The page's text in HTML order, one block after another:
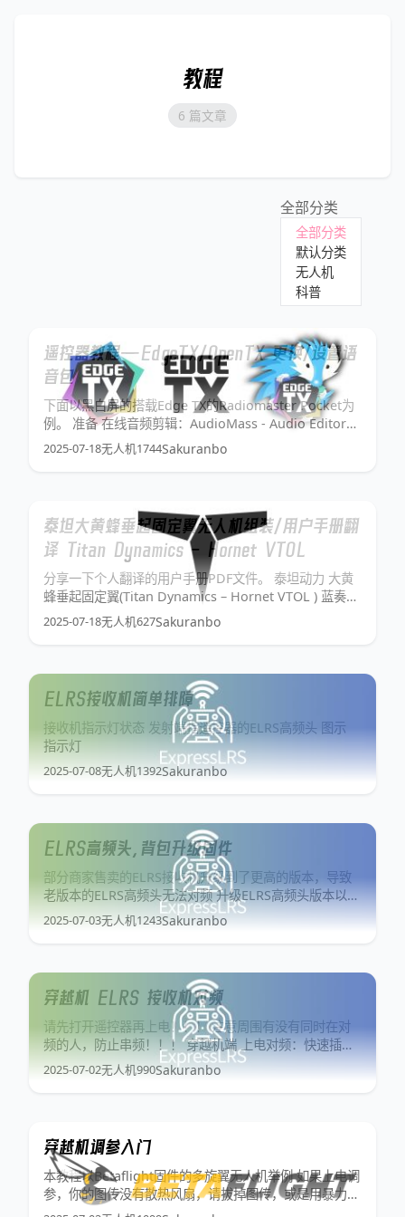
教程
6 篇文章
全部分类
全部分类
默认分类
无人机
科普
遥控器教程——EdgeTX/OpenTX 更换/设置语
音包
下面以黑白屏的搭载Edge TX的Radiomaster Pocket为
例。 准备 在线音频剪辑：AudioMass - Audio Editor
EdgeTX Companion：Releases · EdgeTX/edgetx 转换
至指定码率（我自己写的）：Mis
2025-07-18无人机1744Sakuranbo
泰坦大黄蜂垂起固定翼无人机组装/用户手册翻
译 Titan Dynamics – Hornet VTOL
分享一下个人翻译的用户手册PDF文件。 泰坦动力 大黄
蜂垂起固定翼(Titan Dynamics – Hornet VTOL ) 蓝奏云
下载，部分地区存在DNS劫持的情况，访问到的可能是违
法H网站，请更改本机IPV4的DNS，如阿里公共DNS。
2025-07-18无人机627Sakuranbo
ELRS接收机简单排障
接收机指示灯状态 发射端指遥控器的ELRS高频头 图示
指示灯
2025-07-08无人机1392Sakuranbo
ELRS高频头，背包升级固件
部分商家售卖的ELRS接收机升级到了更高的版本，导致
老版本的ELRS高频头无法对频 升级ELRS高频头版本以支
持更多功能 所需用到的网址： ELRS地面站官网：
Releases · ExpressLRS/ExpressLRS-Configurator
2025-07-03无人机1243Sakuranbo
穿越机 ELRS 接收机对频
请先打开遥控器再上电！！！ 注意周围有没有同时在对
频的人，防止串频！！！ 穿越机端 上电对频：快速插拔
三次电池，第三次时，看到接收机开始快速双闪，则开始
对频模式，一般 time out 时间为30秒。
2025-07-02无人机990Sakuranbo
穿越机调参入门
本教程以Betaflight固件的多旋翼无人机举例 如果上电调
参，你的图传没有散热风扇，请拔掉图传，或是用暴力风
扇给图传散热，防止图传PA烧掉！！！ 上电调参一定要